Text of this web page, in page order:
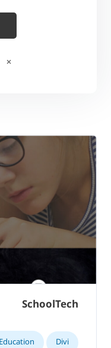
SchoolTech
Divi
Education